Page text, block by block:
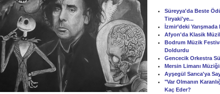
Süreyya'da Beste
Tiryaki'ye...
İzmir’deki Yarışmada
Afyon'da Klasik
Bodrum Müzik
Doldurdu
Gencecik Orkestra
Mersin Limanı
Ayşegül Sarıca'ya
"Var Olmanın
Kaç Eder?